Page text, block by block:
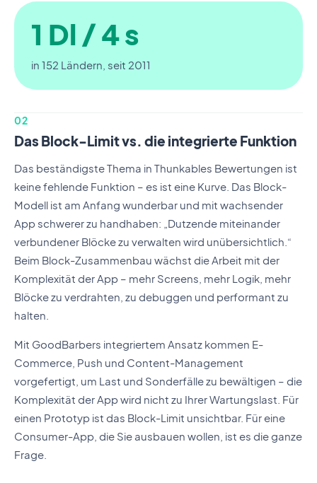
1 Dl / 4 s
in 152 Ländern, seit 2011
02
Das Block-Limit vs. die integrierte Funktion
Das beständigste Thema in Thunkables Bewertungen ist
keine fehlende Funktion – es ist eine Kurve. Das Block-
Modell ist am Anfang wunderbar und mit wachsender
App schwerer zu handhaben: „Dutzende miteinander
verbundener Blöcke zu verwalten wird unübersichtlich.“
Beim Block-Zusammenbau wächst die Arbeit mit der
Komplexität der App – mehr Screens, mehr Logik, mehr
Blöcke zu verdrahten, zu debuggen und performant zu
halten.
Mit GoodBarbers integriertem Ansatz kommen E-
Commerce, Push und Content-Management
vorgefertigt, um Last und Sonderfälle zu bewältigen – die
Komplexität der App wird nicht zu Ihrer Wartungslast. Für
einen Prototyp ist das Block-Limit unsichtbar. Für eine
Consumer-App, die Sie ausbauen wollen, ist es die ganze
Frage.